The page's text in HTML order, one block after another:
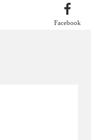
Facebook